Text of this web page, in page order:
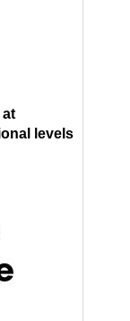
levels